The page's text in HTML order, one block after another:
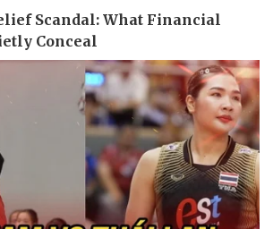
Ô tô - Xe máy
Ô tô
Xe máy
Tư vấn